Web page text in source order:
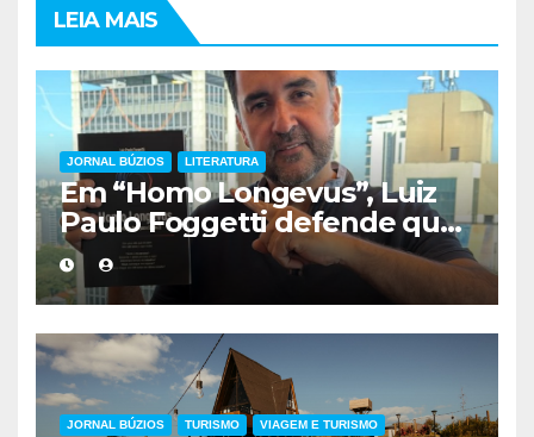
LEIA MAIS
JORNAL BÚZIOS LITERATURA
Em “Homo Longevus”, Luiz
Paulo Foggetti defende que
viver mais exigirá uma nova
forma de encarar a vida
JORNAL BÚZIOS TURISMO VIAGEM E TURISMO